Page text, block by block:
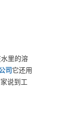
里的溶
司 它还用
说到工